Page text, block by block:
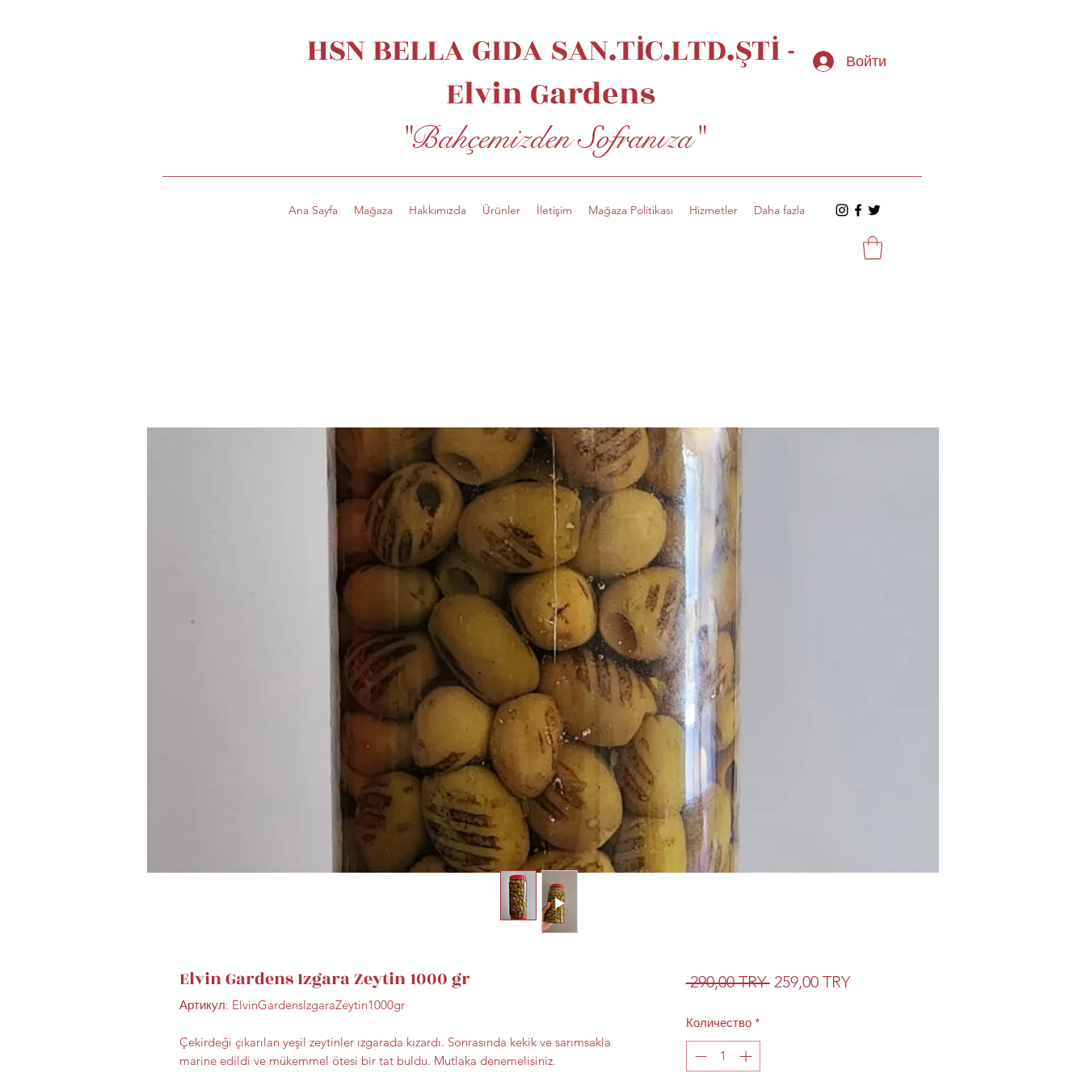
HSN BELLA GIDA SAN.TİC.LTD.ŞTİ -
ElvinGardens
"Bahçemizden Sofranıza"
Войти
Ana Sayfa Mağaza Hakkımızda Ürünler İletişim Mağaza Politikası Hizmetler Daha fazla
Elvin Gardens Izgara Zeytin 1000 gr
Артикул: ElvinGardensIzgaraZeytin1000gr
Çekirdeği çıkarılan yeşil zeytinler ızgarada kızardı. Sonrasında kekik ve sarımsakla
marine edildi ve mükemmel ötesi bir tat buldu. Mutlaka denemelisiniz.
290,00 TRY Обычная
259,00 TRYСпеццена
Количество *